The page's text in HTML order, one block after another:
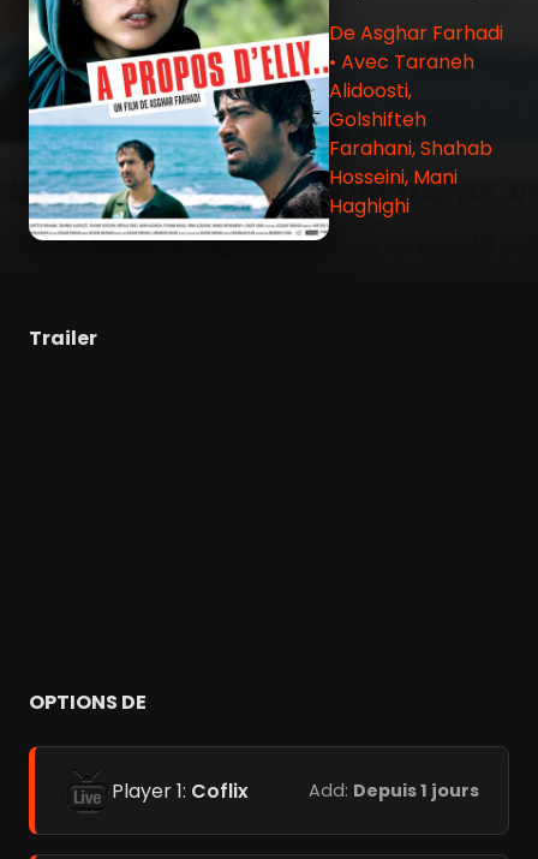
De Asghar Farhadi
• Avec Taraneh
Alidoosti,
Golshifteh
Farahani, Shahab
Hosseini, Mani
Haghighi
Trailer
OPTIONS DE
Player 1: Coflix Add: Depuis 1 jours